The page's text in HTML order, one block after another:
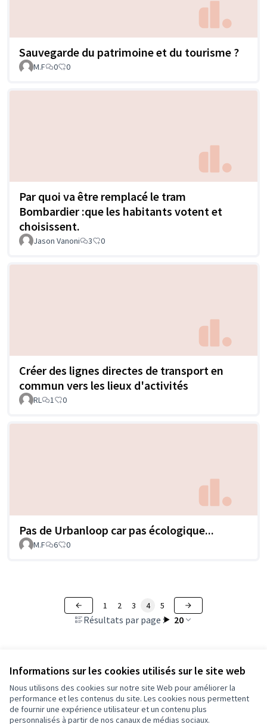
Informations sur les cookies utilisés sur le site web
Nous utilisons des cookies sur notre site Web pour améliorer la
performance et les contenus du site. Les cookies nous permettent
de fournir une expérience utilisateur et un contenu plus
personnalisés à partir de nos canaux de médias sociaux.
Sauvegarde du patrimoine et du tourisme ?
M.F 0 0
Par quoi va être remplacé le tram
Bombardier :que les habitants votent et
choisissent.
Jason Vanoni 3 0
Créer des lignes directes de transport en
commun vers les lieux d'activités
RL 1 0
Pas de Urbanloop car pas écologique...
M.F 6 0
Résultats par page : 20
1 2 3 4 5
Voir toutes les propositions retirées
Conditions d'utilisation
Paramètres des cookies